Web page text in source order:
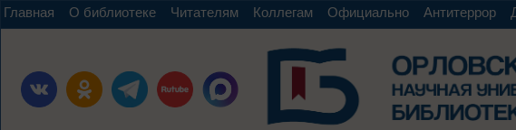
Главная О библиотеке Читателям Коллегам Официально Антитеррор